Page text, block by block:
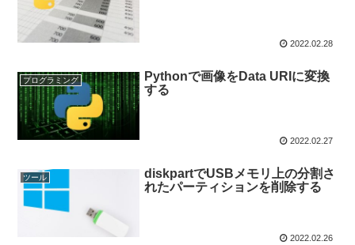
2022.02.28
プログラミング
Pythonで画像をData URIに変換
する
2022.02.27
ツール
diskpartでUSBメモリ上の分割さ
れたパーティションを削除する
2022.02.26